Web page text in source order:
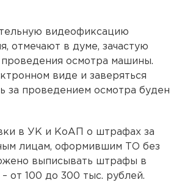
видеофиксацию
отмечают в думе, зачастую
осмотра машины.
виде и заверяться
за проведением осмотра буден
в УК и КоАП о штрафах за
лицам, оформившим ТО без
выписывать штрафы в
от 100 до 300 тыс. рублей.